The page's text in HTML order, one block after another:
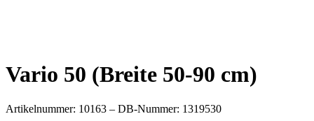
Vario 50 (Breite 50-90 cm)
Artikelnummer: 10163 – DB-Nummer: 1319530